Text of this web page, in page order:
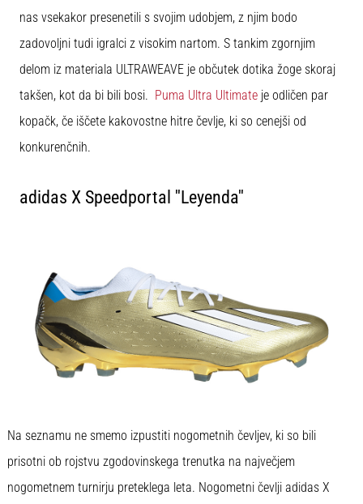
nas vsekakor presenetili s svojim udobjem, z njim bodo
zadovoljni tudi igralci z visokim nartom. S tankim zgornjim
delom iz materiala ULTRAWEAVE je občutek dotika žoge skoraj
takšen, kot da bi bili bosi. Puma Ultra Ultimate je odličen par
kopačk, če iščete kakovostne hitre čevlje, ki so cenejši od
konkurenčnih.
adidas X Speedportal ''Leyenda''
Na seznamu ne smemo izpustiti nogometnih čevljev, ki so bili
prisotni ob rojstvu zgodovinskega trenutka na največjem
nogometnem turnirju preteklega leta. Nogometni čevlji adidas X